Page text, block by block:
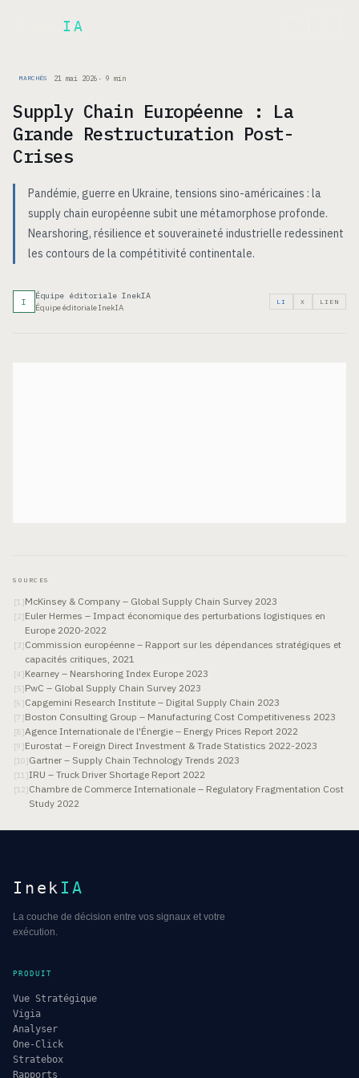
IA
MARCHÉS 21 mai 2026 · 9 min
Supply Chain Européenne : La
Grande Restructuration Post-
Crises
Pandémie, guerre en Ukraine, tensions sino-américaines : la
supply chain européenne subit une métamorphose profonde.
Nearshoring, résilience et souveraineté industrielle redessinent
les contours de la compétitivité continentale.
I
Équipe éditoriale InekIA
Équipe éditoriale InekIA
LI X LIEN
SOURCES
[1 ]McKinsey & Company – Global Supply Chain Survey 2023
[2]Euler Hermes – Impact économique des perturbations logistiques en
Europe 2020-2022
[ 3]Commission européenne – Rapport sur les dépendances stratégiques et
capacités critiques, 2021
[4 ]Kearney – Nearshoring Index Europe 2023
[5]PwC – Global Supply Chain Survey 2023
[6 ]Capgemini Research Institute – Digital Supply Chain 2023
[7 ]Boston Consulting Group – Manufacturing Cost Competitiveness 2023
[8]Agence Internationale de l'Énergie – Energy Prices Report 2022
[9 ]Eurostat – Foreign Direct Investment & Trade Statistics 2022-2023
[10]Gartner – Supply Chain Technology Trends 2023
[11 ]IRU – Truck Driver Shortage Report 2022
[12]Chambre de Commerce Internationale – Regulatory Fragmentation Cost
Study 2022
Inek IA
La couche de décision entre vos signaux et votre
exécution.
PRODUIT
Vue Stratégique
Vigia
Analyser
One-Click
Stratebox
Rapports